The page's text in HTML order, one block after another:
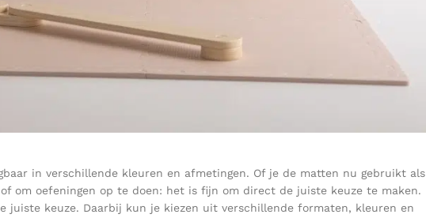
in verschillende kleuren en afmetingen. Of je de matten nu gebruikt als
om oefeningen op te doen: het is fijn om direct de juiste keuze te maken.
juiste keuze. Daarbij kun je kiezen uit verschillende formaten, kleuren en